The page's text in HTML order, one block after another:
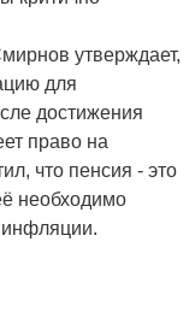
утверждает,
для
достижения
право на
что пенсия - это
необходимо
инфляции.